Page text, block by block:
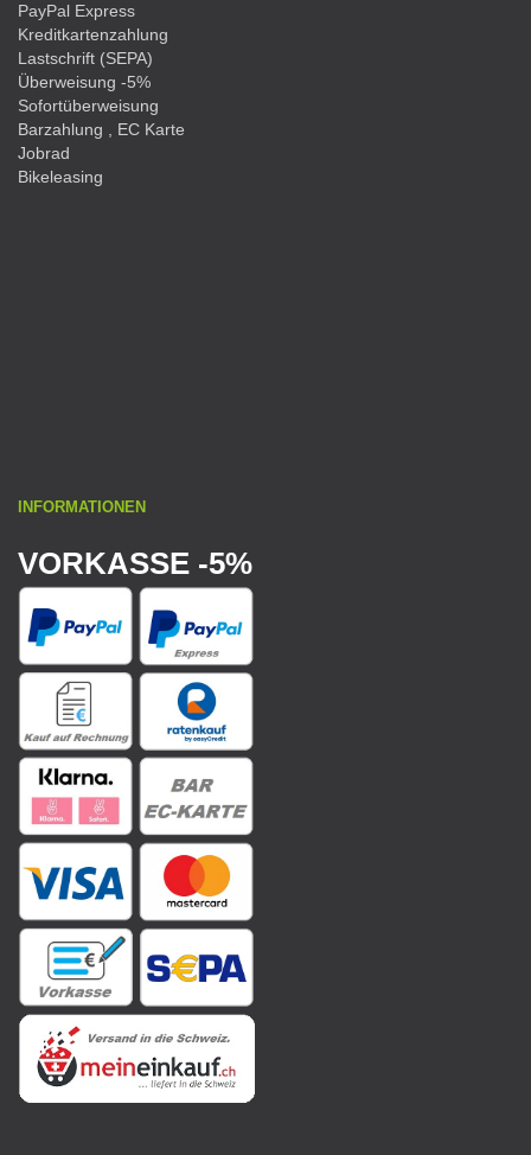
PayPal Express
Kreditkartenzahlung
Lastschrift (SEPA)
Überweisung -5%
Sofortüberweisung
Barzahlung , EC Karte
Jobrad
Bikeleasing
INFORMATIONEN
VORKASSE -5%